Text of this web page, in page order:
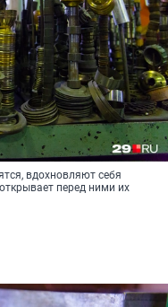
вдохновляют себя
перед ними их